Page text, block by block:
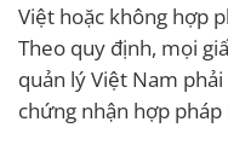
Việt hoặc không hợp
Theo quy định, mọi
quản lý Việt Nam
chứng nhận hợp